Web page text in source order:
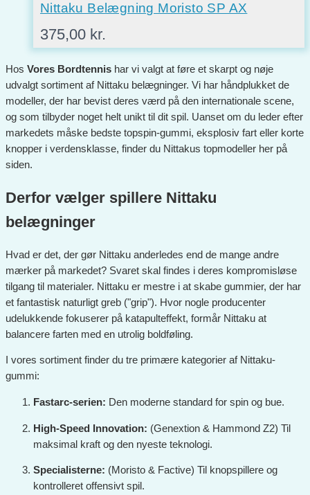
Nittaku Belægning Moristo SP AX
375,00 kr.
Hos Vores Bordtennis har vi valgt at føre et skarpt og nøje
udvalgt sortiment af Nittaku belægninger. Vi har håndplukket de
modeller, der har bevist deres værd på den internationale scene,
og som tilbyder noget helt unikt til dit spil. Uanset om du leder efter
markedets måske bedste topspin-gummi, eksplosiv fart eller korte
knopper i verdensklasse, finder du Nittakus topmodeller her på
siden.
Derfor vælger spillere Nittaku
belægninger
Hvad er det, der gør Nittaku anderledes end de mange andre
mærker på markedet? Svaret skal findes i deres kompromisløse
tilgang til materialer. Nittaku er mestre i at skabe gummier, der har
et fantastisk naturligt greb ("grip"). Hvor nogle producenter
udelukkende fokuserer på katapulteffekt, formår Nittaku at
balancere farten med en utrolig boldføling.
I vores sortiment finder du tre primære kategorier af Nittaku-
gummi:
Fastarc-serien: Den moderne standard for spin og bue.
High-Speed Innovation: (Genextion & Hammond Z2) Til
maksimal kraft og den nyeste teknologi.
Specialisterne: (Moristo & Factive) Til knopspillere og
kontrolleret offensivt spil.